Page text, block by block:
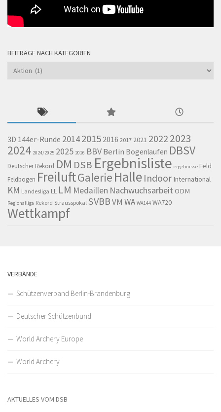
BEITRÄGE NACH KATEGORIEN
Beiträge
3D 144er-Runde 20142015 2016 2017 2021 20222023
2024 2024/2025 2025 2026 BBVBerlin Bogenlaufen DBSV
Deutscher Rekord DM DSB Ergebnisliste ergebnisse Feld
Feldbogen FreiluftGalerie Halle Indoor International
KM Landesliga LL LM Medaillen Nachwuchsarbeit ODM
Regionalliga Rekord Strausspokal SVBBVM WA WA144 WA720
Wettkampf
VERBÄNDE
Schützenverband Berlin-Brandenburg
Deutscher Schützenbund
World Archery Europe
World Archery
AKTUELLES VOM DSB